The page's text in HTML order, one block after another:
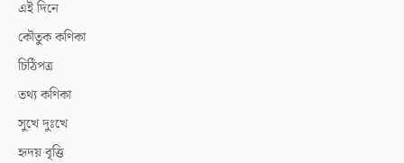
এই দিনে
কৌতুক কণিকা
চিঠিপত্র
তথ্য কণিকা
সুখে দুঃখে
হৃদয় বৃত্তি